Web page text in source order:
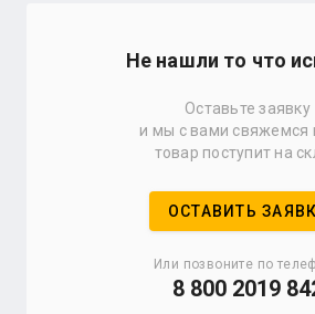
Не нашли то что
Оставьте заявку
и мы с вами свяжемся
товар поступит на
ОСТАВИТЬ
Или позвоните по
8 800 2019